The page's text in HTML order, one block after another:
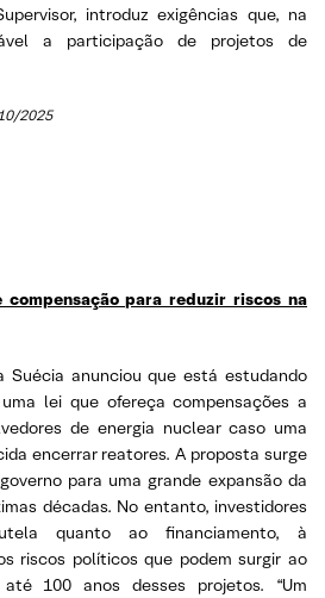
introduz exigências que, na
a participação de projetos de
2025
para reduzir riscos na
Suécia anunciou que está estudando
lei que ofereça compensações a
de energia nuclear caso uma
encerrar reatores. A proposta surge
para uma grande expansão da
décadas. No entanto, investidores
quanto ao financiamento, à
riscos políticos que podem surgir ao
100 anos desses projetos. “Um